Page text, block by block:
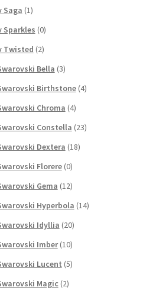
Saga (1)
Sparkles (0)
Twisted (2)
Bella (3)
Birthstone (4)
Chroma (4)
Constella (23)
Dextera (18)
Florere (0)
Gema (12)
Hyperbola (14)
Idyllia (20)
Imber (10)
Lucent (5)
Magic (2)